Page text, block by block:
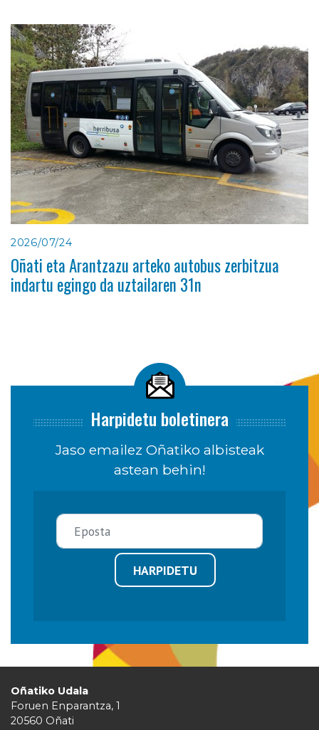
2026/07/24
Oñati eta Arantzazu arteko autobus zerbitzua
indartu egingo da uztailaren 31n
Harpidetu boletinera
Jaso emailez Oñatiko albisteak
astean behin!
HARPIDETU
Oñatiko Udala
Foruen Enparantza, 1
20560 Oñati